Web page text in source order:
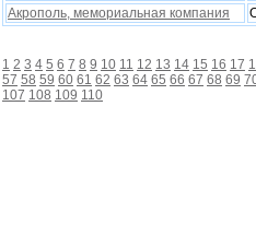
Акрополь, мемориальная компания
1 2 3 4 5 6 7 8 9 10 11 12 13 14 15 16 17
57 58 59 60 61 62 63 64 65 66 67 68 69
107 108 109 110